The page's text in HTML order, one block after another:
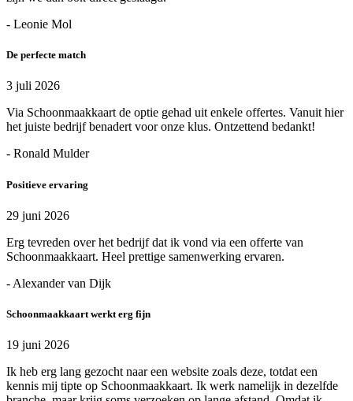
- Leonie Mol
De perfecte match
3 juli 2026
Via Schoonmaakkaart de optie gehad uit enkele offertes. Vanuit hier
het juiste bedrijf benadert voor onze klus. Ontzettend bedankt!
- Ronald Mulder
Positieve ervaring
29 juni 2026
Erg tevreden over het bedrijf dat ik vond via een offerte van
Schoonmaakkaart. Heel prettige samenwerking ervaren.
- Alexander van Dijk
Schoonmaakkaart werkt erg fijn
19 juni 2026
Ik heb erg lang gezocht naar een website zoals deze, totdat een
kennis mij tipte op Schoonmaakkaart. Ik werk namelijk in dezelfde